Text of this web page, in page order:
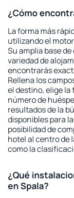
¿Cómo
La forma más
utilizando el
Su amplia base
variedad de
encontrarás
Rellena los
el destino, elige la
número de
resultados de la
disponibles para
posibilidad de
hotel al centro de
como la
¿Qué
en Spala?